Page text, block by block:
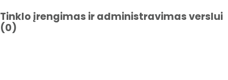
Tinklo įrengimas ir administravimas verslui
(0)